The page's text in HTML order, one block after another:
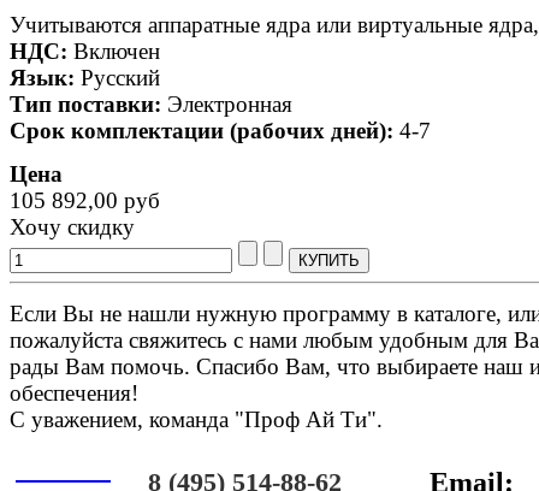
Учитываются аппаратные ядра или виртуальные
НДС: Включен
Язык: Русский
Тип поставки: Электронная
Срок комплектации (рабочих дней): 4-7
Цена
105 892,00 руб
Хочу скидку
Если Вы не нашли нужную программу в каталоге,
пожалуйста свяжитесь с нами любым удобным для
рады Вам помочь. Спасибо Вам, что выбираете наш
обеспечения!
С уважением, команда "Проф Ай Ти".
8 (495) 514-88-62
Email: